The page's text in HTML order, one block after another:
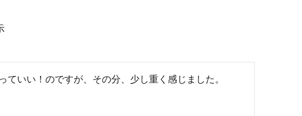
いい！のですが、その分、少し重く感じました。